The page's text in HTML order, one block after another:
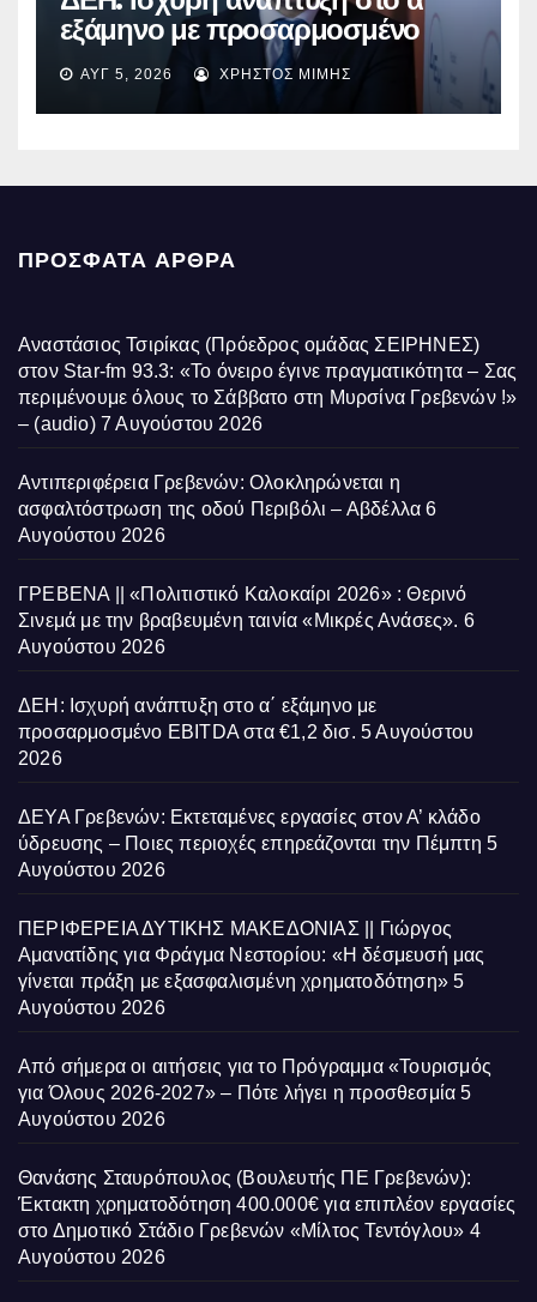
εξάμηνο με προσαρμοσμένο
EBITDA στα €1,2 δισ.
ΑΥΓ 5, 2026 ΧΡΉΣΤΟΣ ΜΊΜΗΣ
ΠΡΌΣΦΑΤΑ ΆΡΘΡΑ
Αναστάσιος Τσιρίκας (Πρόεδρος ομάδας ΣΕΙΡΗΝΕΣ)
στον Star-fm 93.3: «Το όνειρο έγινε πραγματικότητα – Σας
περιμένουμε όλους το Σάββατο στη Μυρσίνα Γρεβενών !»
– (audio) 7 Αυγούστου 2026
Αντιπεριφέρεια Γρεβενών: Ολοκληρώνεται η
ασφαλτόστρωση της οδού Περιβόλι – Αβδέλλα 6
Αυγούστου 2026
ΓΡΕΒΕΝΑ || «Πολιτιστικό Καλοκαίρι 2026» : Θερινό
Σινεμά με την βραβευμένη ταινία «Μικρές Ανάσες». 6
Αυγούστου 2026
ΔΕΗ: Ισχυρή ανάπτυξη στο α΄ εξάμηνο με
προσαρμοσμένο EBITDA στα €1,2 δισ. 5 Αυγούστου
2026
ΔΕΥΑ Γρεβενών: Εκτεταμένες εργασίες στον Α’ κλάδο
ύδρευσης – Ποιες περιοχές επηρεάζονται την Πέμπτη 5
Αυγούστου 2026
ΠΕΡΙΦΕΡΕΙΑ ΔΥΤΙΚΗΣ ΜΑΚΕΔΟΝΙΑΣ || Γιώργος
Αμανατίδης για Φράγμα Νεστορίου: «Η δέσμευσή μας
γίνεται πράξη με εξασφαλισμένη χρηματοδότηση» 5
Αυγούστου 2026
Από σήμερα οι αιτήσεις για το Πρόγραμμα «Τουρισμός
για Όλους 2026-2027» – Πότε λήγει η προσθεσμία 5
Αυγούστου 2026
Θανάσης Σταυρόπουλος (Βουλευτής ΠΕ Γρεβενών):
Έκτακτη χρηματοδότηση 400.000€ για επιπλέον εργασίες
στο Δημοτικό Στάδιο Γρεβενών «Μίλτος Τεντόγλου» 4
Αυγούστου 2026